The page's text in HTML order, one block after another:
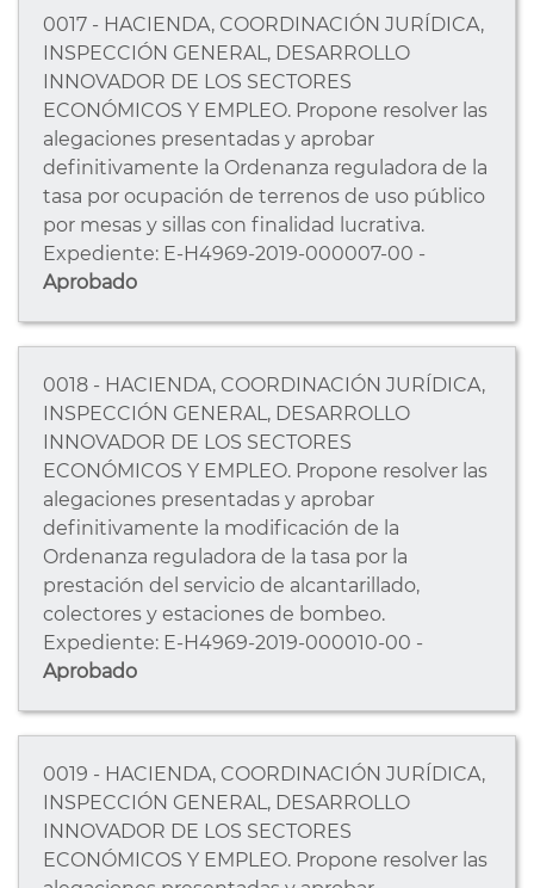
0017 - HACIENDA, COORDINACIÓN JURÍDICA,
INSPECCIÓN GENERAL, DESARROLLO
INNOVADOR DE LOS SECTORES
ECONÓMICOS Y EMPLEO. Propone resolver las
alegaciones presentadas y aprobar
definitivamente la Ordenanza reguladora de la
tasa por ocupación de terrenos de uso público
por mesas y sillas con finalidad lucrativa.
Expediente: E-H4969-2019-000007-00 -
Aprobado
0018 - HACIENDA, COORDINACIÓN JURÍDICA,
INSPECCIÓN GENERAL, DESARROLLO
INNOVADOR DE LOS SECTORES
ECONÓMICOS Y EMPLEO. Propone resolver las
alegaciones presentadas y aprobar
definitivamente la modificación de la
Ordenanza reguladora de la tasa por la
prestación del servicio de alcantarillado,
colectores y estaciones de bombeo.
Expediente: E-H4969-2019-000010-00 -
Aprobado
0019 - HACIENDA, COORDINACIÓN JURÍDICA,
INSPECCIÓN GENERAL, DESARROLLO
INNOVADOR DE LOS SECTORES
ECONÓMICOS Y EMPLEO. Propone resolver las